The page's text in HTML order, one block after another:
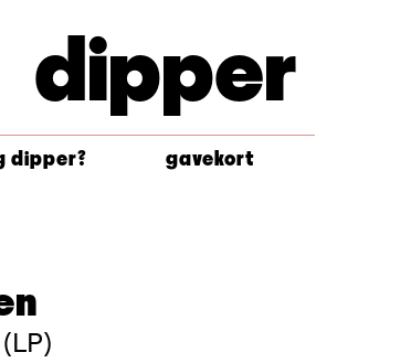
dipper
dipper? gavekort